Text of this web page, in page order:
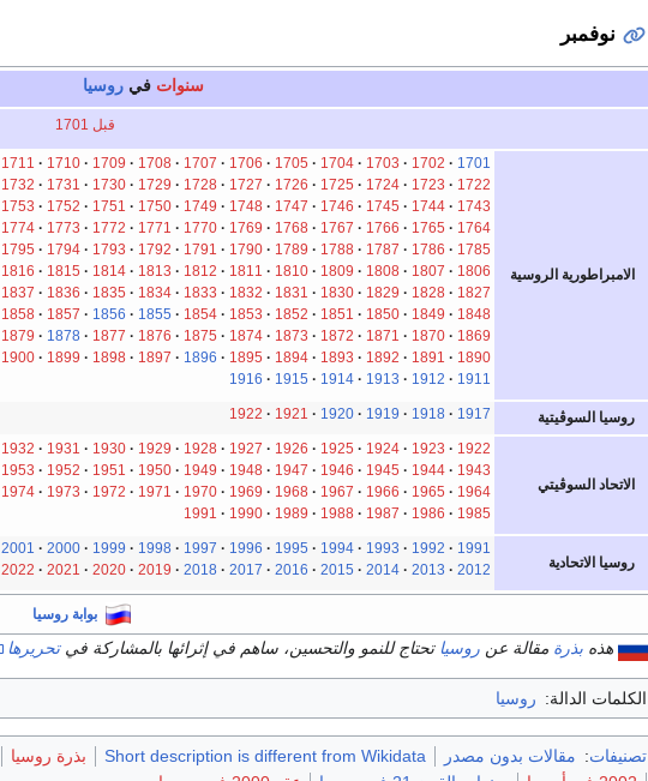
نوفمبر
سنوات في روسيا
قبل 1701
الامبراطورية الروسية
1701
1702
1703
1704
1705
1706
1707
1708
1709
1710
1711
1722
1723
1724
1725
1726
1727
1728
1729
1730
1731
1732
1743
1744
1745
1746
1747
1748
1749
1750
1751
1752
1753
1764
1765
1766
1767
1768
1769
1770
1771
1772
1773
1774
1785
1786
1787
1788
1789
1790
1791
1792
1793
1794
1795
1806
1807
1808
1809
1810
1811
1812
1813
1814
1815
1816
1827
1828
1829
1830
1831
1832
1833
1834
1835
1836
1837
1848
1849
1850
1851
1852
1853
1854
1855
1856
1857
1858
1869
1870
1871
1872
1873
1874
1875
1876
1877
1878
1879
1890
1891
1892
1893
1894
1895
1896
1897
1898
1899
1900
1911
1912
1913
1914
1915
1916
روسيا السوڤيتية 1917
1918
1919
1920
1921
1922
الاتحاد السوڤيتي
1922
1923
1924
1925
1926
1927
1928
1929
1930
1931
1932
1943
1944
1945
1946
1947
1948
1949
1950
1951
1952
1953
1964
1965
1966
1967
1968
1969
1970
1971
1972
1973
1974
1985
1986
1987
1988
1989
1990
1991
روسيا الاتحادية
1991
1992
1993
1994
1995
1996
1997
1998
1999
2000
2001
2012
2013
2014
2015
2016
2017
2018
2019
2020
2021
2022
بوابة روسيا
هذه بذرة مقالة عن روسيا تحتاج للنمو والتحسين، ساهم في إثرائها بالمشاركة فيتحريرها
الكلمات الدالة: روسيا
تصنيفات: مقالات بدون مصدر Short description is different from Wikidata بذرة روسيا